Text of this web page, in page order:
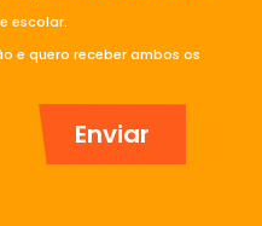
escolar.
e quero receber ambos os